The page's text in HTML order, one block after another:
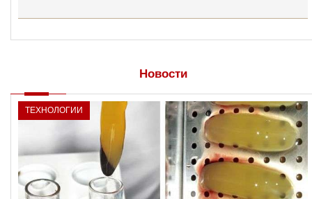
Новости
ТЕХНОЛОГИИ